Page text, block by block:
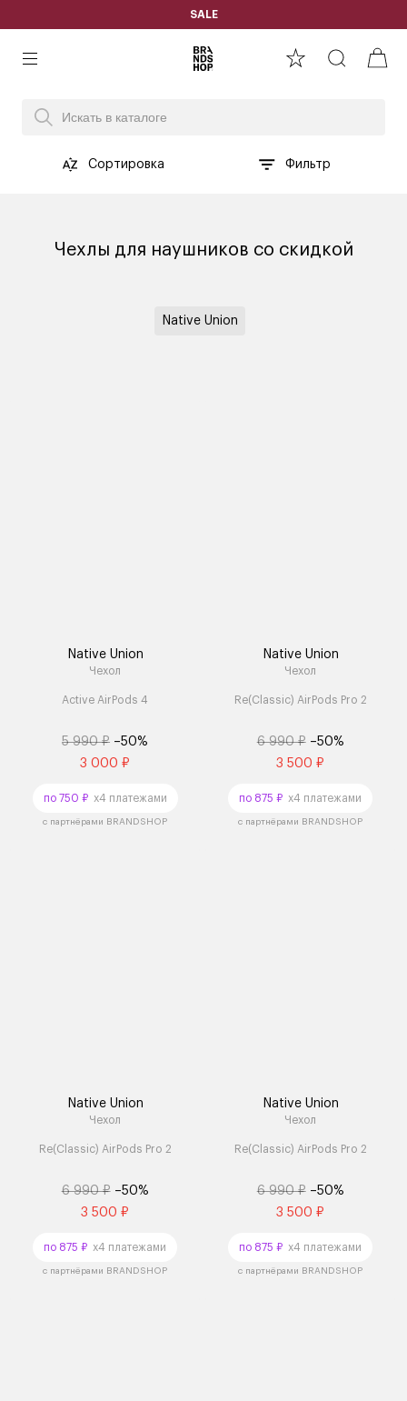
SALE
Сортировка Фильтр
Чехлы для наушников со скидкой
Native Union
Native Union
Чехол
Active AirPods 4
5 990 ₽ –50%
3 000 ₽
по 750 ₽x4 платежами
с партнёрами BRANDSHOP
Native Union
Чехол
Re(Classic) AirPods Pro 2
6 990 ₽ –50%
3 500 ₽
по 875 ₽ x4 платежами
с партнёрами BRANDSHOP
Native Union
Чехол
Re(Classic) AirPods Pro 2
6 990 ₽ –50%
3 500 ₽
по 875 ₽ x4 платежами
с партнёрами BRANDSHOP
Native Union
Чехол
Re(Classic) AirPods Pro 2
6 990 ₽ –50%
3 500 ₽
по 875 ₽ x4 платежами
с партнёрами BRANDSHOP